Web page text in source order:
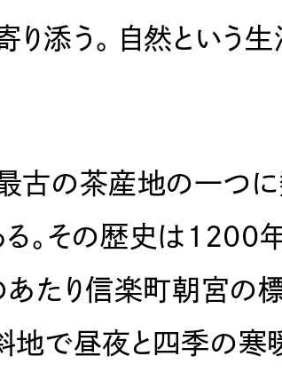
り添う。 自然という
古の茶産地の一つ
。その歴史は1200
たり信楽町朝宮の
地で昼夜と四季の寒